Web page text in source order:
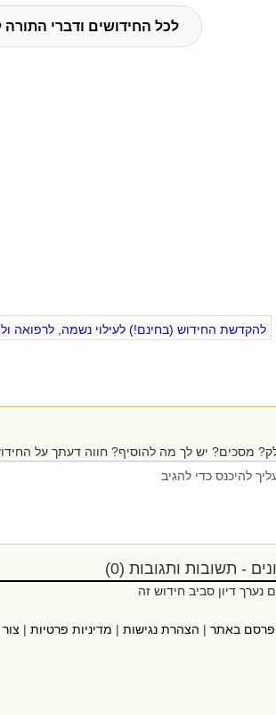
לכל החידושים ודברי התורה
להקדשת החידוש (בחינם!) לעילוי נשמה, לרפואה
מסכים? יש לך מה להוסיף? חווה דעתך על
- תשובות ותגובות (0)
נערך דיון סביב חידוש זה
פרסם באתר | הצהרת נגישות | מדיניות פרטיות |